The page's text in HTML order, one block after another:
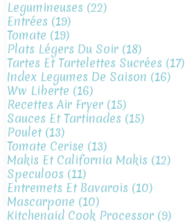
Legumineuses (22)
Entrées (19)
Tomate (19)
Plats Légers Du Soir (18)
Tartes Et Tartelettes Sucrées (17)
Index Legumes De Saison (16)
Ww Liberte (16)
Recettes Air Fryer (15)
Sauces Et Tartinades (15)
Poulet(13)
Tomate Cerise (13)
Makis Et California Makis (12)
Speculoos (11)
Entremets Et Bavarois (10)
Mascarpone (10)
Kitchenaid Cook Processor (9)